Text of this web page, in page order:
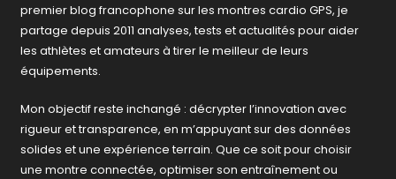
premier blog francophone sur les montres cardio GPS, je
partage depuis 2011 analyses, tests et actualités pour aider
les athlètes et amateurs à tirer le meilleur de leurs
équipements.
Mon objectif reste inchangé : décrypter l’innovation avec
rigueur et transparence, en m’appuyant sur des données
solides et une expérience terrain. Que ce soit pour choisir
une montre connectée, optimiser son entraînement ou